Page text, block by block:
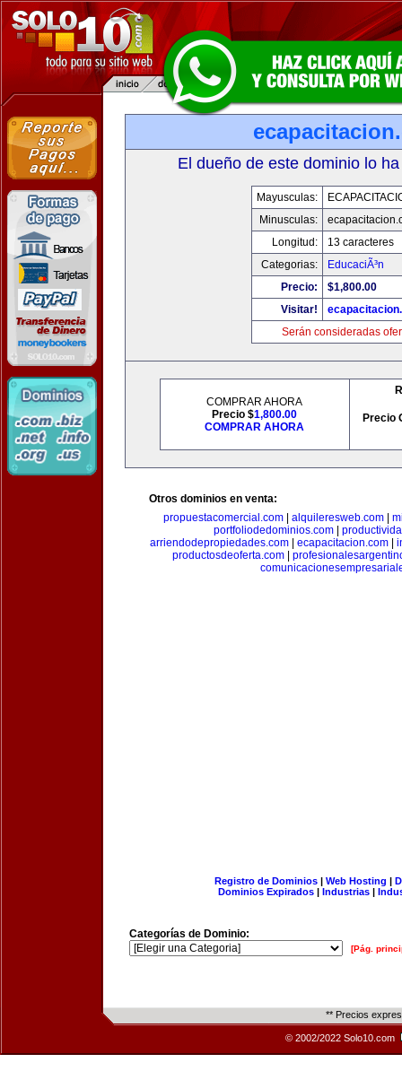
El dueño de este dominio lo
Mayusculas:
Minusculas:
Longitud:
13 caracteres
Categorias:
EducaciÃ³n
Precio:
$1,800.00
Visitar!
Serán consideradas
COMPRAR AHORA
Precio $1,800.00
COMPRAR AHORA
Precio
Otros dominios en venta:
propuestacomercial.com
alquileresweb.com
portfoliodedominios.com
arriendodepropiedades.com| ecapacitacion.com|
productosdeoferta.com|
Registro de Dominios| Web Hosting |
Dominios Expirados | Industrias |
Categorías de Dominio:
[Pág.
** Precios
© 2002/2022 Solo10.com